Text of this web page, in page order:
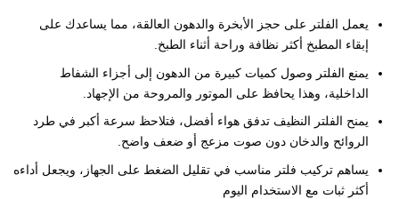
يعمل الفلتر على حجز الأبخرة والدهون العالقة، مما يساعدك على
إبقاء المطبخ أكثر نظافة وراحة أثناء الطبخ.
يمنع الفلتر وصول كميات كبيرة من الدهون إلى أجزاء الشفاط
الداخلية، وهذا يحافظ على الموتور والمروحة من الإجهاد.
يمنح الفلتر النظيف تدفق هواء أفضل، فتلاحظ سرعة أكبر في طرد
الروائح والدخان دون صوت مزعج أو ضعف واضح.
يساهم تركيب فلتر مناسب في تقليل الضغط على الجهاز، ويجعل أداءه
أكثر ثبات مع الاستخدام اليوم